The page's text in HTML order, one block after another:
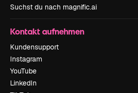
Suchst du nach magnific.ai
Kontakt aufnehmen
Kundensupport
Instagram
YouTube
LinkedIn